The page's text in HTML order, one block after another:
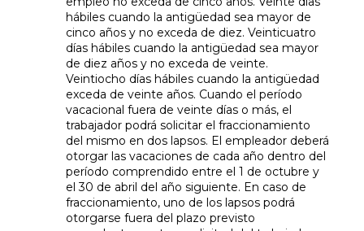
hábiles cuando la antigüedad sea mayor de
cinco años y no exceda de diez. Veinticuatro
días hábiles cuando la antigüedad sea mayor
de diez años y no exceda de veinte.
Veintiocho días hábiles cuando la antigüedad
exceda de veinte años. Cuando el período
vacacional fuera de veinte días o más, el
trabajador podrá solicitar el fraccionamiento
del mismo en dos lapsos. El empleador deberá
otorgar las vacaciones de cada año dentro del
período comprendido entre el 1 de octubre y
el 30 de abril del año siguiente. En caso de
fraccionamiento, uno de los lapsos podrá
otorgarse fuera del plazo previsto